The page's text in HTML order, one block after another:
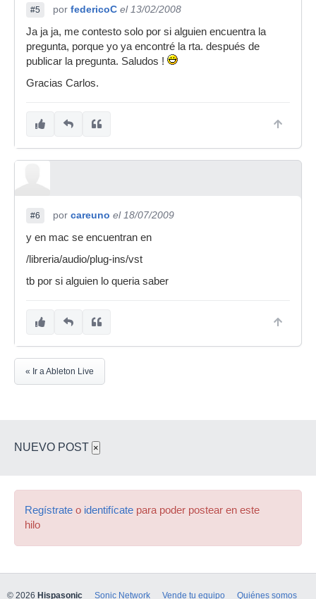
#5 por federicoC el 13/02/2008
Ja ja ja, me contesto solo por si alguien encuentra la
pregunta, porque yo ya encontré la rta. después de
publicar la pregunta. Saludos !
Gracias Carlos.
#6 por careuno el 18/07/2009
y en mac se encuentran en
/libreria/audio/plug-ins/vst
tb por si alguien lo queria saber
« Ir a Ableton Live
NUEVO POST ×
Regístrate o identifícate para poder postear en este
hilo
© 2026 Hispasonic Sonic Network Vende tu equipo Quiénes somos